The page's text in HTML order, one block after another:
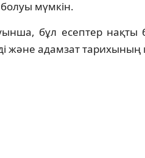
мүмкін.
бұл есептер нақты
және адамзат